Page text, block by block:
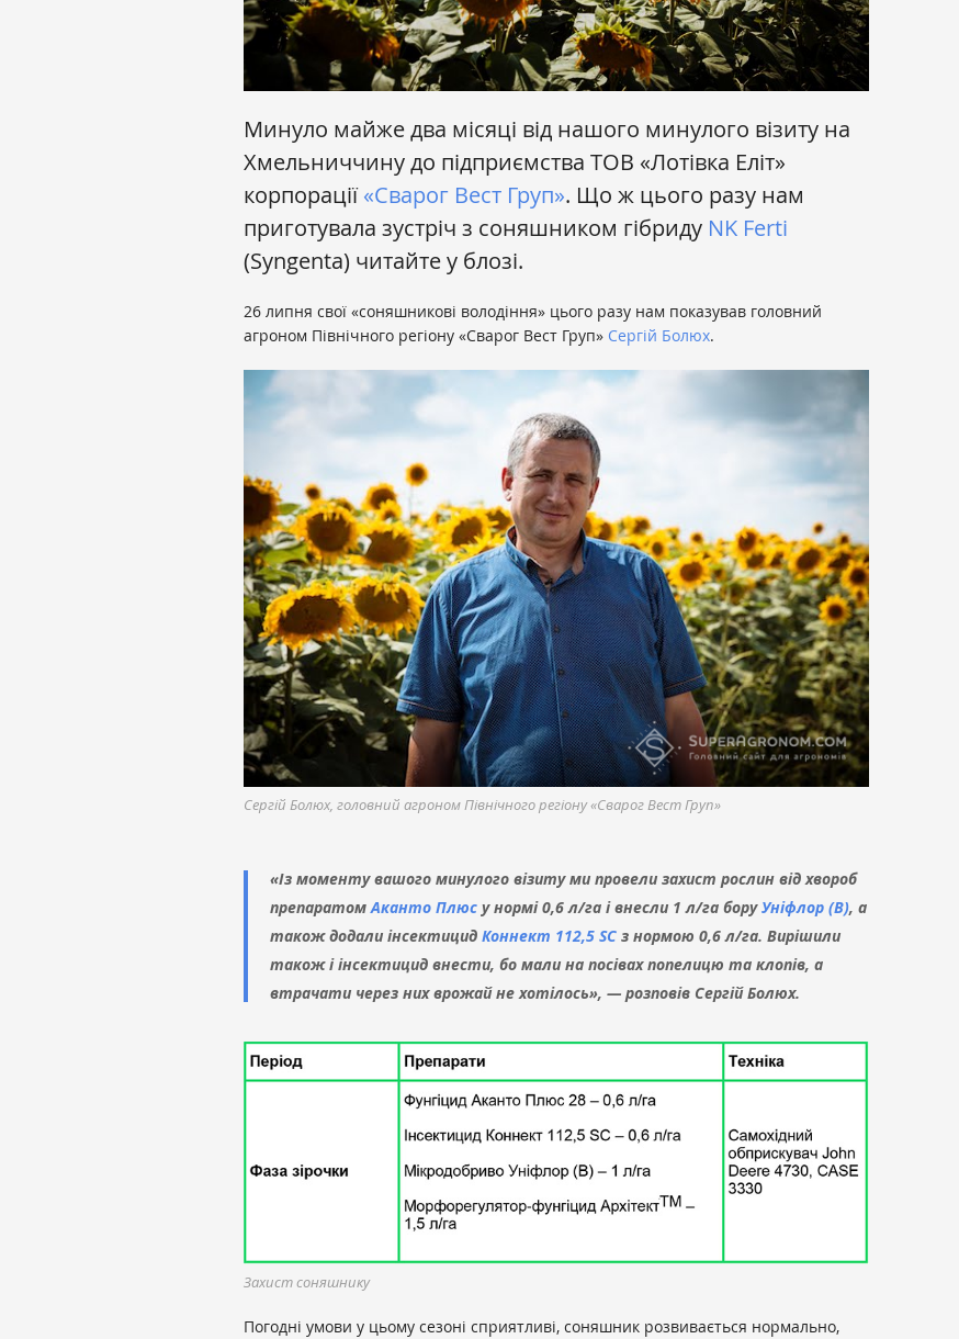
Минуло майже два місяці від нашого минулого візиту на
Хмельниччину до підприємства ТОВ «Лотівка Еліт»
корпорації«Сварог Вест Груп». Що ж цього разу нам
приготувала зустріч з соняшником гібриду NK Ferti
(Syngenta) читайте у блозі.
26 липня свої «соняшникові володіння» цього разу нам показував головний
агроном Північного регіону «Сварог Вест Груп» Сергій Болюх.
Сергій Болюх, головний агроном Північного регіону «Сварог Вест Груп»
«Із моменту вашого минулого візиту ми провели захист рослин від хвороб
препаратом Аканто Плюс у нормі 0,6 л/га і внесли 1 л/га боруУніфлор (В), а
також додали інсектицид Коннект 112,5 SC з нормою 0,6 л/га. Вирішили
також і інсектицид внести, бо мали на посівах попелицю та клопів, а
втрачати через них врожай не хотілось», — розповів Сергій Болюх.
Захист соняшнику
Погодні умови у цьому сезоні сприятливі, соняшник розвивається нормально,